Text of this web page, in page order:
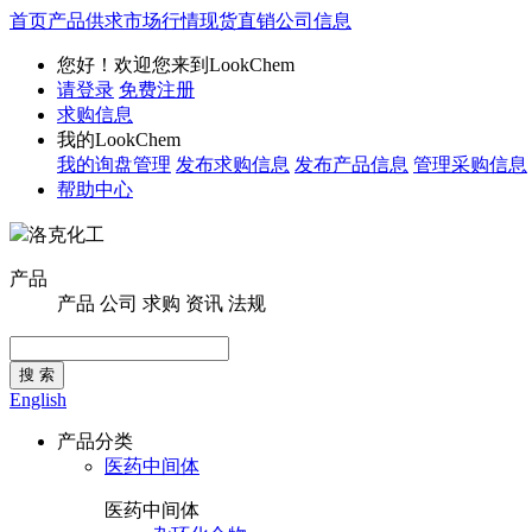
首页产品供求市场行情现货直销公司信息
您好！欢迎您来到LookChem
请登录 免费注册
求购信息
我的LookChem
我的询盘管理 发布求购信息 发布产品信息 管理采购信息
帮助中心
洛克化工
产品
产品 公司 求购 资讯 法规
搜 索
English
产品分类
医药中间体
医药中间体